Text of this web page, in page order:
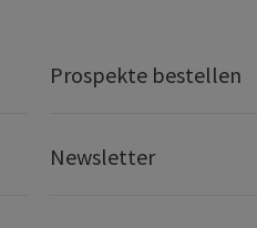
Prospekte bestellen
Newsletter